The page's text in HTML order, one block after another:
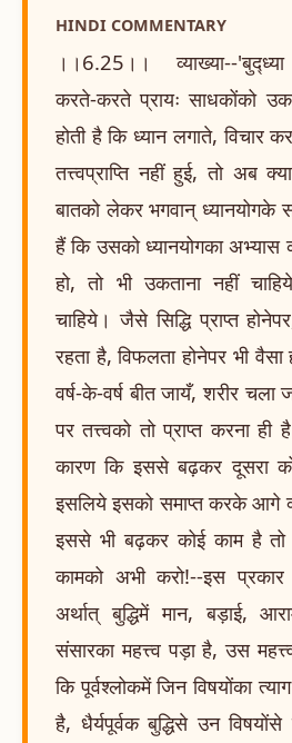
HINDI COMMENTARY
।।6.25।। व्याख्या--
करते-करते प्रायः साधकोंको
होती है कि ध्यान लगाते, विचार
तत्त्वप्राप्ति नहीं हुई, तो अब
बातको लेकर भगवान् ध्यानयोगके
हैं कि उसको ध्यानयोगका अभ्यास
हो, तो भी उकताना नहीं
चाहिये। जैसे सिद्धि प्राप्त
रहता है, विफलता होनेपर भी वैसा
वर्ष-के-वर्ष बीत जायँ, शरीर चला
पर तत्त्वको तो प्राप्त करना
कारण कि इससे बढ़कर दूसरा
इसलिये इसको समाप्त करके आगे
इससे भी बढ़कर कोई काम है
कामको अभी करो!--इस
अर्थात् बुद्धिमें मान, बड़ाई,
संसारका महत्त्व पड़ा है, उस
कि पूर्वश्लोकमें जिन विषयोंका
है, धैर्यपूर्वक बुद्धिसे उन